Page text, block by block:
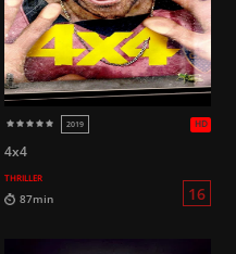
4x4
THRILLER